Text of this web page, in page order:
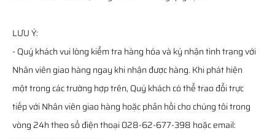
LƯU Ý:
- Quý khách vui lòng kiểm tra hàng hóa và ký nhận tình trạng với
Nhân viên giao hàng ngay khi nhận được hàng. Khi phát hiện
một trong các trường hợp trên, Quý khách có thể trao đổi trực
tiếp với Nhân viên giao hàng hoặc phản hồi cho chúng tôi trong
vòng 24h theo số điện thoại 028-62-677-398 hoặc email: